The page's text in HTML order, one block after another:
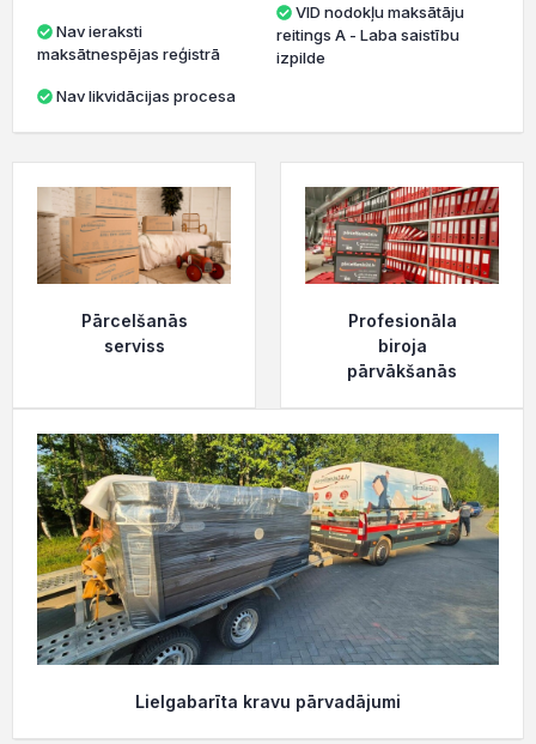
maksātnespējas reģistrā
Nav likvidācijas procesa
VID nodokļu maksātāju
reitings A - Laba saistību
izpilde
Pārcelšanās
serviss
Profesionāla
biroja
pārvākšanās
Lielgabarīta kravu pārvadājumi